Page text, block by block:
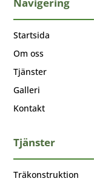
Startsida
Om oss
Tjänster
Galleri
Kontakt
Tjänster
Träkonstruktion